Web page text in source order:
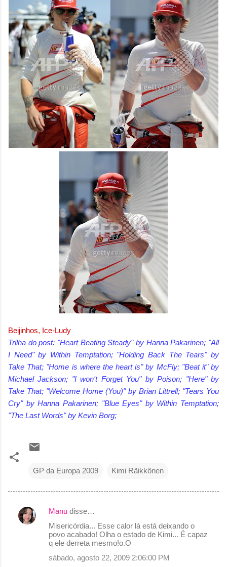
Beijinhos, Ice-Ludy
Trilha do post: "Heart Beating Steady" by Hanna Pakarinen; "All
I Need" by Within Temptation; "Holding Back The Tears" by
Take That; "Home is where the heart is" by McFly; "Beat it" by
Michael Jackson; "I won't Forget You" by Poison; "Here" by
Take That; "Welcome Home (You)" by Brian Littrell; "Tears You
Cry" by Hanna Pakarinen; "Blue Eyes" by Within Temptation;
"The Last Words" by Kevin Borg;
GP da Europa 2009 Kimi Räikkönen
C
Manu disse…
Misericórdia... Esse calor lá está deixando o
povo acabado! Olha o estado de Kimi... É capaz
q ele derreta mesmo!o.O
sábado, agosto 22, 2009 2:06:00 PM